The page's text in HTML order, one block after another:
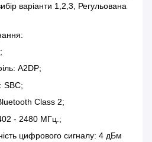
варіанти 1,2,3, Регульована
A2DP;
SBC;
Class 2;
- 2480 МГц.;
цифрового сигналу: 4 дБм